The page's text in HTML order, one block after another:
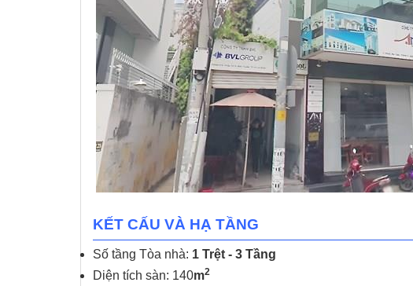
KẾT CẤU VÀ HẠ TẦNG
Số tầng Tòa nhà: 1 Trệt - 3 Tầng
Diện tích sàn: 140m2